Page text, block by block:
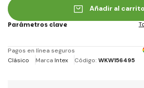
Añadir al carrito
Parámetros clave
Pagos en línea seguros
Clásico
MarcaIntex Código: WKW156495